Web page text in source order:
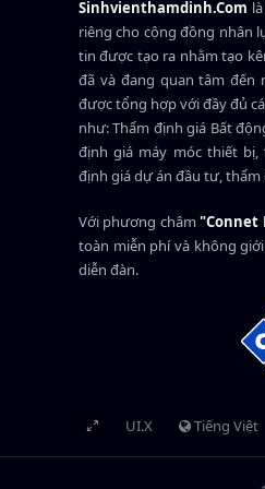
Sinhvienthamdinh.Com
riêng cho cộng đồng nhân
tin được tạo ra nhằm tạo
đã và đang quan tâm đến
được tổng hợp với đầy đủ
như: Thẩm định giá Bất
định giá máy móc thiết
định giá dự án đầu tư,
Với phương châm"Connet
toàn miễn phí và không
diễn đàn.
UI.X Tiếng Việt